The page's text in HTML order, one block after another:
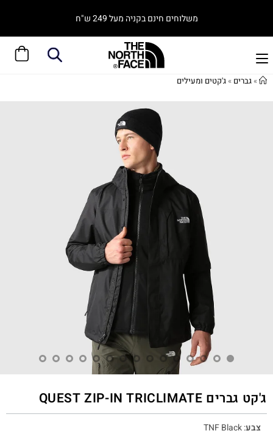
משלוחים חינם בקניה מעל 249 ש"ח
»גברים »ג'קטים ומעילים
ג'קט גברים QUEST ZIP-IN TRICLIMATE‎
צבע:
TNF Black